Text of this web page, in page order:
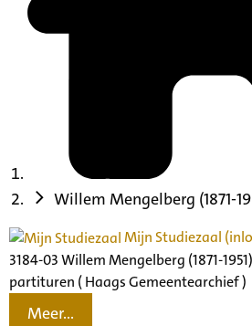
Willem Mengelberg (1871-
Mijn Studiezaal
3184-03 Willem Mengelberg (1871-
partituren ( Haags Gemeentearchief )
Meer...